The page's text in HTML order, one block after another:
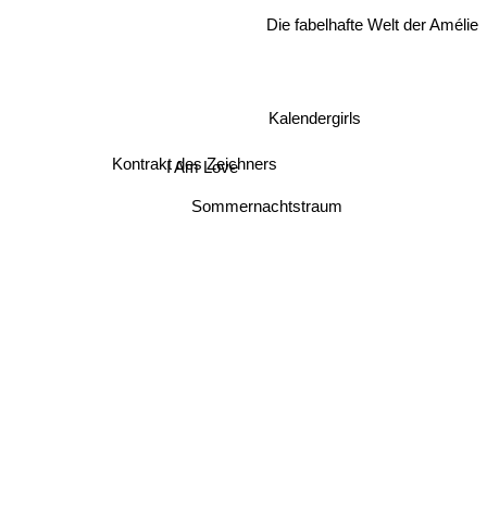
I Am Love
Kalendergirls
Kontrakt des Zeichners
Sommernachtstraum
Die fabelhafte Welt der Amélie